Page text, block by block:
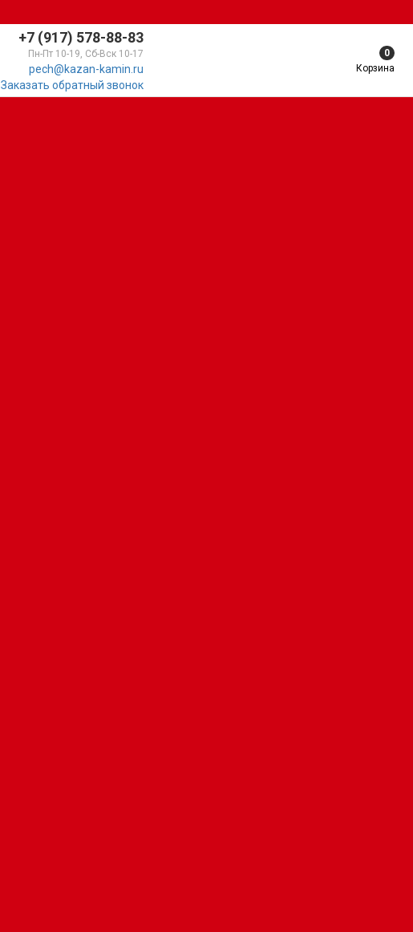
+7 (917) 578-88-83
Пн-Пт 10-19, Сб-Вск 10-17
pech@kazan-kamin.ru
Заказать обратный звонок
0
Корзина